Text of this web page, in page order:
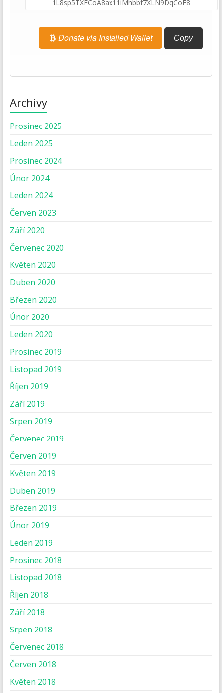
Donate via Installed Wallet Copy
Archivy
Prosinec 2025
Leden 2025
Prosinec 2024
Únor 2024
Leden 2024
Červen 2023
Září 2020
Červenec 2020
Květen 2020
Duben 2020
Březen 2020
Únor 2020
Leden 2020
Prosinec 2019
Listopad 2019
Říjen 2019
Září 2019
Srpen 2019
Červenec 2019
Červen 2019
Květen 2019
Duben 2019
Březen 2019
Únor 2019
Leden 2019
Prosinec 2018
Listopad 2018
Říjen 2018
Září 2018
Srpen 2018
Červenec 2018
Červen 2018
Květen 2018